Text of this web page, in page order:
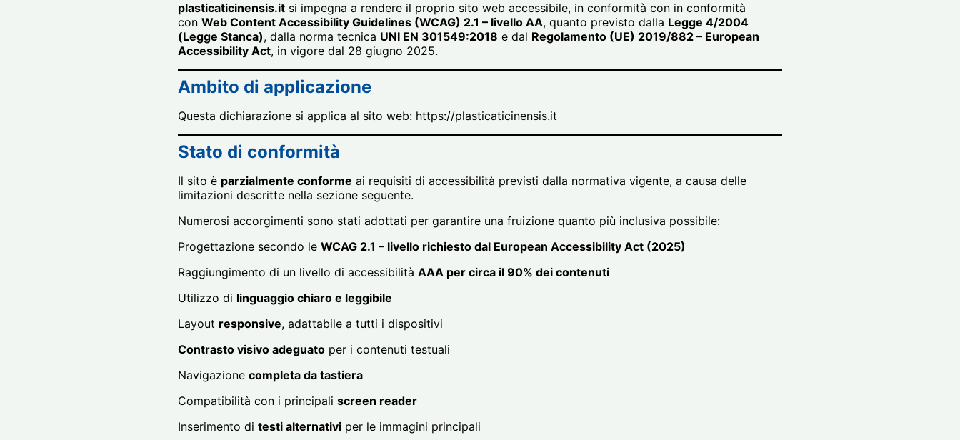
plasticaticinensis.it si impegna a rendere il proprio sito web accessibile, in conformità con in conformità
con Web Content Accessibility Guidelines (WCAG) 2.1 – livello AA, quanto previsto dalla Legge 4/2004
(Legge Stanca), dalla norma tecnica UNI EN 301549:2018 e dal Regolamento (UE) 2019/882 – European
Accessibility Act, in vigore dal 28 giugno 2025.
Ambito di applicazione
Questa dichiarazione si applica al sito web: https://plasticaticinensis.it
Stato di conformità
Il sito è parzialmente conforme ai requisiti di accessibilità previsti dalla normativa vigente, a causa delle
limitazioni descritte nella sezione seguente.
Numerosi accorgimenti sono stati adottati per garantire una fruizione quanto più inclusiva possibile:
Progettazione secondo le WCAG 2.1 – livello richiesto dal European Accessibility Act (2025)
Raggiungimento di un livello di accessibilità AAA per circa il 90% dei contenuti
Utilizzo di linguaggio chiaro e leggibile
Layout responsive, adattabile a tutti i dispositivi
Contrasto visivo adeguato per i contenuti testuali
Navigazione completa da tastiera
Compatibilità con i principali screen reader
Inserimento di testi alternativi per le immagini principali